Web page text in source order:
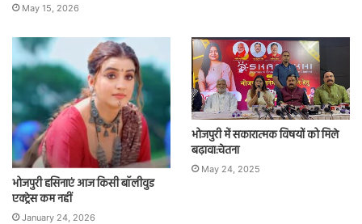
May 15, 2026
भोजपुरी हसिनाएं आज किसी बॉलीवुड
एक्ट्रेस कम नहीं
January 24, 2026
भोजपुरी में सकारात्मक विषयों को मिले
बढ़ावा:चेतना
May 24, 2025